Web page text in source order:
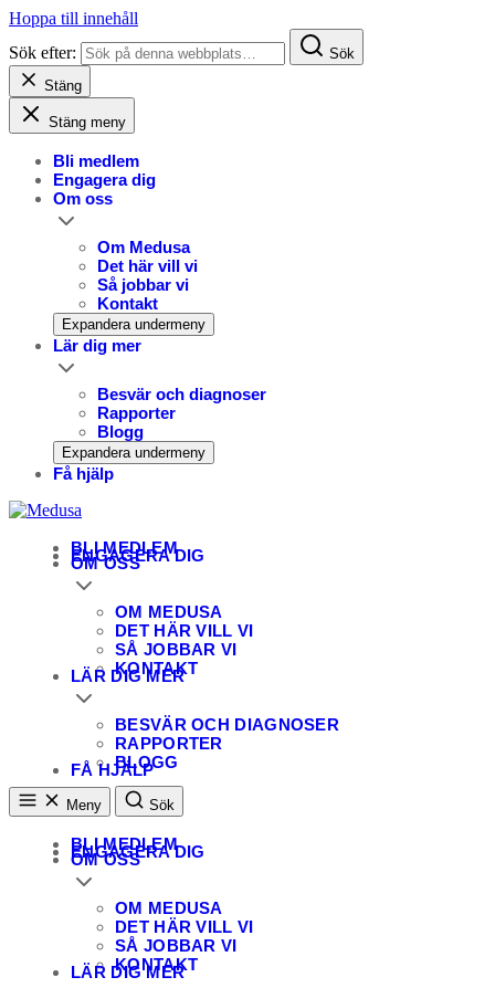
Hoppa till innehåll
Sök efter:
Sök
Stäng
Stäng meny
Bli medlem
Engagera dig
Om oss
Om Medusa
Det här vill vi
Så jobbar vi
Kontakt
Expandera undermeny
Lär dig mer
Besvär och diagnoser
Rapporter
Blogg
Expandera undermeny
Få hjälp
Medusa
En patientförening för personer som utsatts för sexuella övergrepp
BLI MEDLEM
ENGAGERA DIG
OM OSS
OM MEDUSA
DET HÄR VILL VI
SÅ JOBBAR VI
KONTAKT
LÄR DIG MER
BESVÄR OCH DIAGNOSER
RAPPORTER
BLOGG
FÅ HJÄLP
Meny Sök
BLI MEDLEM
ENGAGERA DIG
OM OSS
OM MEDUSA
DET HÄR VILL VI
SÅ JOBBAR VI
KONTAKT
LÄR DIG MER